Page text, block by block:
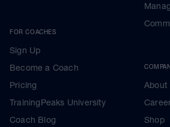
FOR COACHES
Sign Up
Become a Coach
Pricing
TrainingPeaks University
Coach Blog
About
Shop